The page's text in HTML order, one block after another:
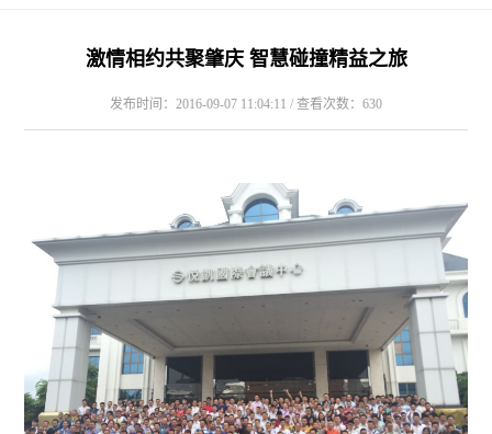
激情相约共聚肇庆 智慧碰撞精益之旅
发布时间：2016-09-07 11:04:11 / 查看次数：630